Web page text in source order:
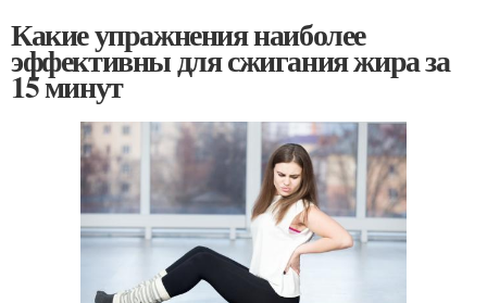
Какие упражнения наиболее
эффективны для сжигания жира за
15 минут